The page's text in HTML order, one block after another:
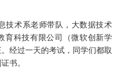
技术系老师带队，大数据技术
育科技有限公司（微软创新学
经过一天的考试，同学们都取
书。